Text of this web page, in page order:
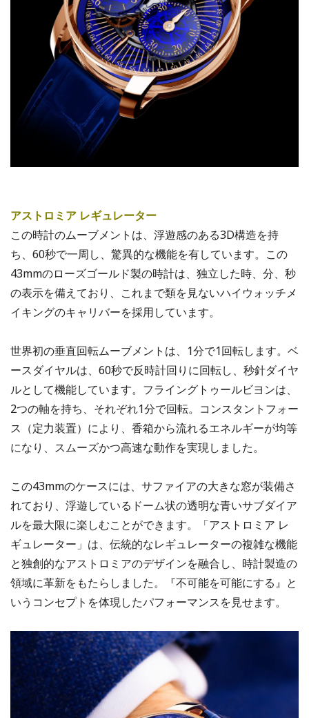
アストロミア レギュレーター
この時計のムーブメントは、浮遊感のある3D構造を持
ち、60秒で一周し、驚異的な機能を有しています。この
43mmのローズゴールド製の時計は、独立した時、分、秒
の表示を備えており、これまで類を見ないハイウォッチメ
イキングのキャリバーを採用しています。
世界初の垂直回転ムーブメントは、1分で1回転します。ベ
ースダイヤルは、60秒で反時計回りに回転し、秒針ダイヤ
ルとして機能しています。フライングトゥールビヨンは、
2つの軸を持ち、それぞれ1分で回転。コンスタントフォー
ス（定力装置）により、香箱から流れるエネルギーが均等
になり、スムーズかつ高速な動作を実現しました。
この43mmのケースには、サファイアの大きな窓が装備さ
れており、浮遊しているドーム状の透明な青いサブダイア
ルを最大限に楽しむことができます。「アストロミア レ
ギュレーター」は、伝統的なレギュレーターの複雑な機能
と独創的なアストロミアのデザインを融合し、時計製造の
領域に革新をもたらしました。『不可能を可能にする』と
いうコンセプトを体現したパフォーマンスを見せます。